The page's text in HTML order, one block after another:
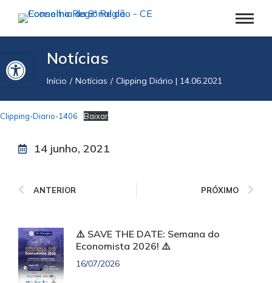
Barra de Ferramentas AbertaNotícias
Você está aqui:
Início Notícias Clipping Diário | 14.06.2021
Clipping-Diario-1406 Baixar
14 junho, 2021
ANTERIOR PRÓXIMO
⚠️ SAVE THE DATE: Semana do
Economista 2026! ⚠️
16/07/2026